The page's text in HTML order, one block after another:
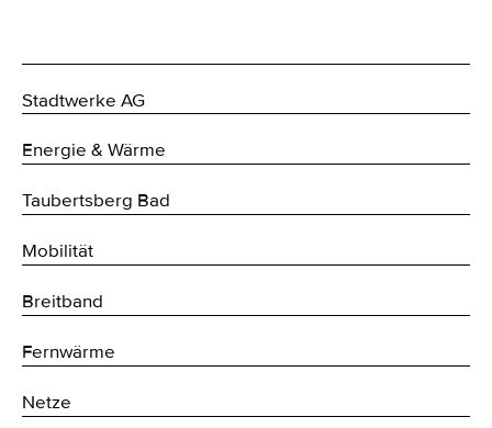
Stadtwerke AG
Energie & Wärme
Taubertsberg Bad
Mobilität
Breitband
Fernwärme
Netze